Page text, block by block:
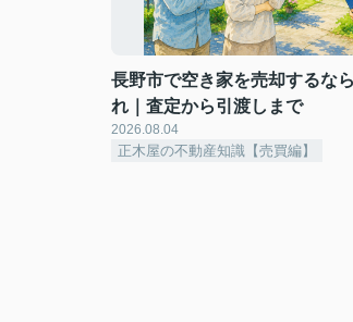
長野市で空き家を売却するな
れ｜査定から引渡しまで
2026.08.04
正木屋の不動産知識【売買編】